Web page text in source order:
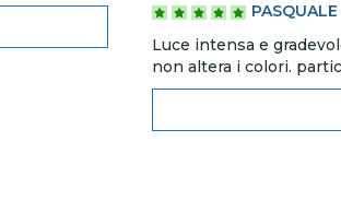
PASQUALE
Luce intensa e
non altera i colori.